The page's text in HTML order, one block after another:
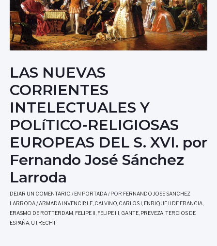
LAS NUEVAS
CORRIENTES
INTELECTUALES Y
POLíTICO-RELIGIOSAS
EUROPEAS DEL S. XVI. por
Fernando José Sánchez
Larroda
DEJAR UN COMENTARIO /EN PORTADA/ POR FERNANDO JOSE SANCHEZ
LARRODA/ARMADA INVENCIBLE, CALVINO, CARLOS I, ENRIQUE II DE FRANCIA,
ERASMO DE ROTTERDAM, FELIPE II, FELIPE III, GANTE, PREVEZA,TERCIOS DE
ESPAÑA, UTRECHT